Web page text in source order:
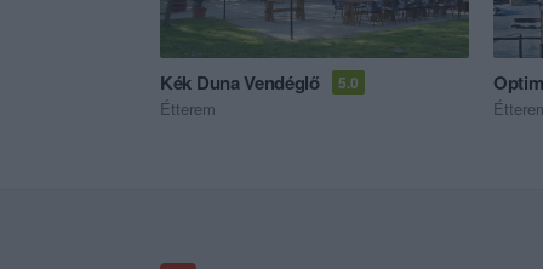
Kék Duna Vendéglő 5.0
Étterem